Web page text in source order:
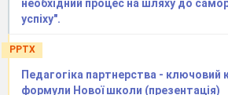
необхідний процес на шляху до
успіху".
PPTX
Педагогіка партнерства - ключовий
формули Нової школи (презентація)